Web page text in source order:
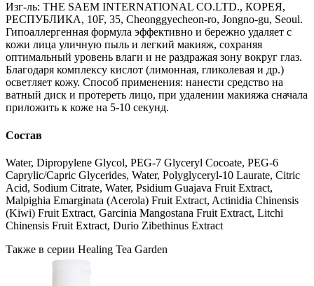
Изг-ль: THE SAEM INTERNATIONAL CO.LTD., КОРЕЯ,
РЕСПУБЛИКА, 10F, 35, Cheonggyecheon-ro, Jongno-gu, Seoul.
Гипоаллергенная формула эффективно и бережно удаляет с
кожи лица уличную пыль и легкий макияж, сохраняя
оптимальный уровень влаги и не раздражая зону вокруг глаз.
Благодаря комплексу кислот (лимонная, гликолевая и др.)
осветляет кожу. Способ применения: нанести средство на
ватный диск и протереть лицо, при удалении макияжа сначала
приложить к коже на 5-10 секунд.
Состав
Water, Dipropylene Glycol, PEG-7 Glyceryl Cocoate, PEG-6
Caprylic/Capric Glycerides, Water, Polyglyceryl-10 Laurate, Citric
Acid, Sodium Citrate, Water, Psidium Guajava Fruit Extract,
Malpighia Emarginata (Acerola) Fruit Extract, Actinidia Chinensis
(Kiwi) Fruit Extract, Garcinia Mangostana Fruit Extract, Litchi
Chinensis Fruit Extract, Durio Zibethinus Extract
Также в серии Healing Tea Garden